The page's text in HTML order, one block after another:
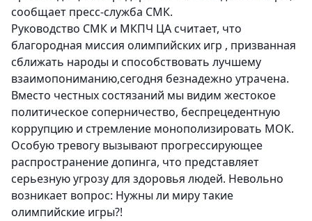
сообщает пресс-служба СМК.
Руководство СМК и МКПЧ ЦА считает, что
благородная миссия олимпийских игр , призванная
сближать народы и способствовать лучшему
взаимопониманию,сегодня безнадежно утрачена.
Вместо честных состязаний мы видим жестокое
политическое соперничество, беспрецедентную
коррупцию и стремление монополизировать МОК.
Особую тревогу вызывают прогрессирующее
распространение допинга, что представляет
серьезную угрозу для здоровья людей. Невольно
возникает вопрос: Нужны ли миру такие
олимпийские игры?!